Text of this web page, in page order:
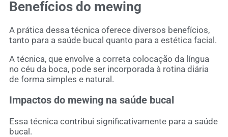
Benefícios do mewing
A prática dessa técnica oferece diversos benefícios,
tanto para a saúde bucal quanto para a estética facial.
A técnica, que envolve a correta colocação da língua
no céu da boca, pode ser incorporada à rotina diária
de forma simples e natural.
Impactos do mewing na saúde bucal
Essa técnica contribui significativamente para a saúde
bucal.